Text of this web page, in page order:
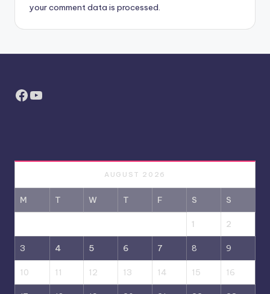
your comment data is processed.
Facebook
YouTube
AUGUST 2026
M T W T F S S
1 2
3 4 5 6 7 8 9
10 11 12 13 14 15 16